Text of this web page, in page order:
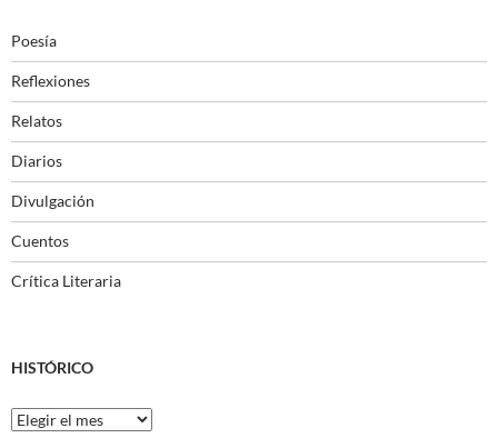
Poesía
Reflexiones
Relatos
Diarios
Divulgación
Cuentos
Crítica Literaria
HISTÓRICO
Histórico